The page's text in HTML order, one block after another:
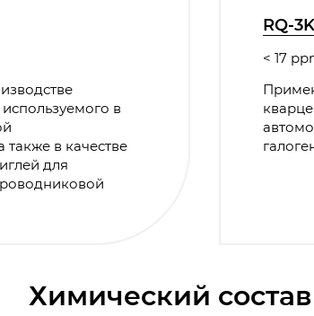
в
в качестве
для
RQ-3K
< 17
Химический состав